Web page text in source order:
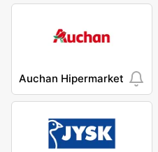
Auchan Hipermarket